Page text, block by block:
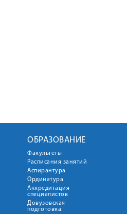
ОБРАЗОВАНИЕ
Факультеты
Расписания занятий
Аспирантура
Ординатура
Аккредитация
специалистов
Довузовская
подготовка